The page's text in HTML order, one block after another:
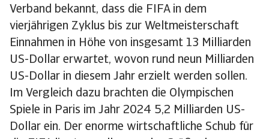
Verband bekannt, dass die FIFA in dem
vierjährigen Zyklus bis zur Weltmeisterschaft
Einnahmen in Höhe von insgesamt 13 Milliarden
US-Dollar erwartet, wovon rund neun Milliarden
US-Dollar in diesem Jahr erzielt werden sollen.
Im Vergleich dazu brachten die Olympischen
Spiele in Paris im Jahr 2024 5,2 Milliarden US-
Dollar ein. Der enorme wirtschaftliche Schub für